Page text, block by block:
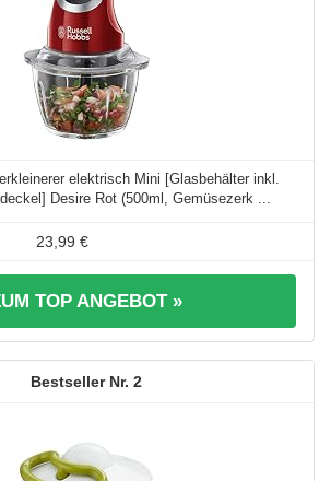
elektrisch Mini [Glasbehälter inkl.
Desire Rot (500ml, Gemüsezerk ...
23,99 €
TOP ANGEBOT »
2